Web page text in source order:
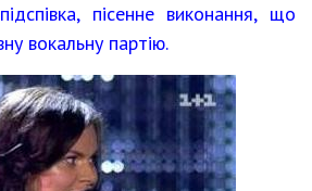
пісенне виконання, що
вокальну партію.